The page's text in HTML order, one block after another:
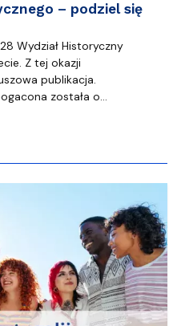
– podziel się
Wydział Historyczny
Z tej okazji
publikacja.
została o…